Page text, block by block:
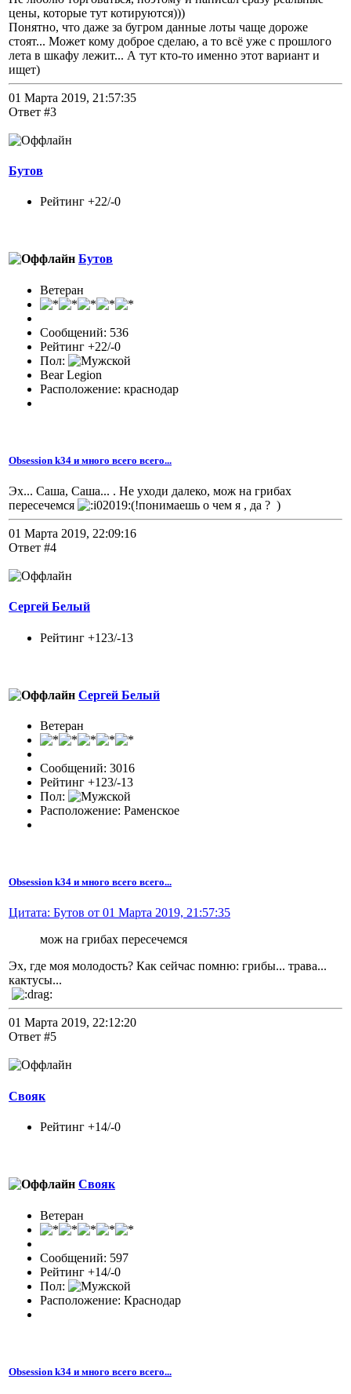
цены, которые тут котируются)))
Понятно, что даже за бугром данные лоты чаще дороже
стоят... Может кому доброе сделаю, а то всё уже с прошлого
лета в шкафу лежит... А тут кто-то именно этот вариант и
ищет)
01 Марта 2019, 21:57:35
Ответ #3
Бутов
Рейтинг +22/-0
Бутов
Ветеран
Сообщений: 536
Рейтинг +22/-0
Пол:
Bear Legion
Расположение: краснодар
Obsession k34 и много всего всего...
Эх... Саша, Саша... . Не уходи далеко, мож на грибах
пересечемся
(!понимаешь о чем я , да ? )
01 Марта 2019, 22:09:16
Ответ #4
Сергей Белый
Рейтинг +123/-13
Сергей Белый
Ветеран
Сообщений: 3016
Рейтинг +123/-13
Пол:
Расположение: Раменское
Obsession k34 и много всего всего...
Цитата: Бутов от 01 Марта 2019, 21:57:35
мож на грибах пересечемся
Эх, где моя молодость? Как сейчас помню: грибы... трава...
кактусы...
01 Марта 2019, 22:12:20
Ответ #5
Свояк
Рейтинг +14/-0
Свояк
Ветеран
Сообщений: 597
Рейтинг +14/-0
Пол:
Расположение: Краснодар
Obsession k34 и много всего всего...